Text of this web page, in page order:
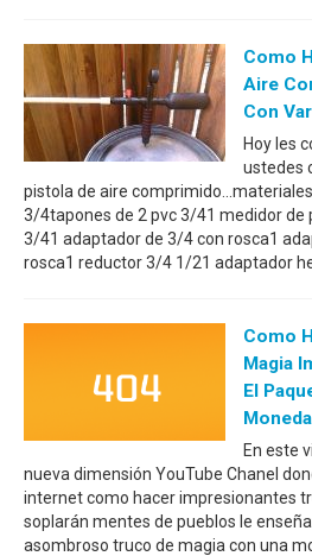
Como
Aire
Con
Hoy les
ustedes
pistola de aire
3/4tapones de 2 pvc 3/41 medidor de
3/41 adaptador de 3/4 con rosca1
rosca1 reductor 3/4 1/21 adaptador
Como
Magia
El
En este
nueva dimensión YouTube Chanel
internet como hacer impresionantes
soplarán mentes de pueblos le
asombroso truco de magia con una